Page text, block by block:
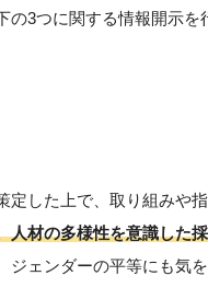
の3つに関する情報開示を
定した上で、取り組みや
人材の多様性を意識した
ジェンダーの平等にも気